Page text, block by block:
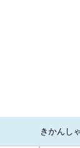
きかんし